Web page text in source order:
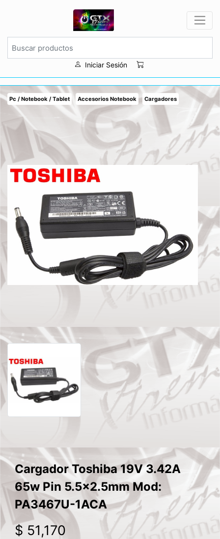
Iniciar Sesión
Pc / Notebook / Tablet Accesorios Notebook Cargadores
Cargador Toshiba 19V 3.42A
65w Pin 5.5x2.5mm Mod:
PA3467U-1ACA
$ 51,170